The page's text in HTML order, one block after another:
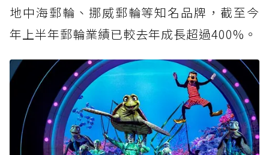
地中海郵輪、挪威郵輪等知名品牌，截至今
年上半年郵輪業績已較去年成長超過400%。